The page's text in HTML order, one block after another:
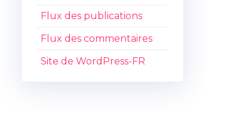
Flux des publications
Flux des commentaires
Site de WordPress-FR